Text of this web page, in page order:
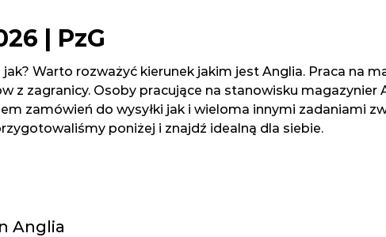
| PzG
Warto rozważyć kierunek jakim jest Anglia. Praca na
z zagranicy. Osoby pracujące na stanowisku magazynier
zamówień do wysyłki jak i wieloma innymi zadaniami
poniżej i znajdź idealną dla siebie.
Anglia